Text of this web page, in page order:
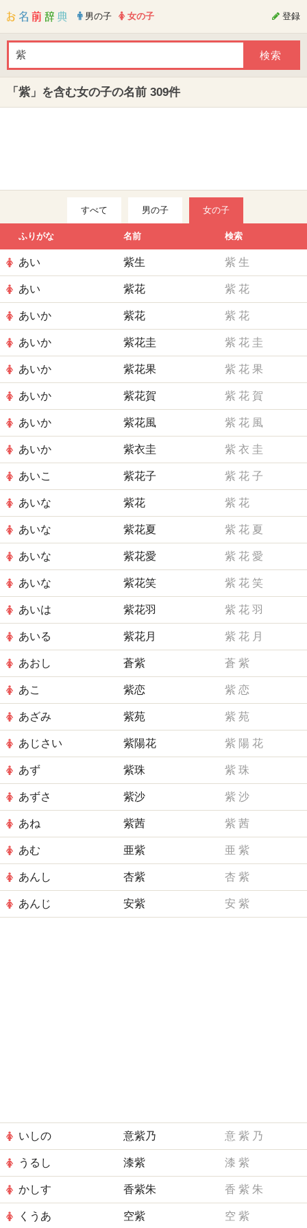
男の子 女の子 登録
「紫」を含む女の子の名前 309件
すべて 男の子 女の子
ふりがな 名前 検索
あい 紫生 紫 生
あい 紫花 紫 花
あいか 紫花 紫 花
あいか 紫花圭 紫 花 圭
あいか 紫花果 紫 花 果
あいか 紫花賀 紫 花 賀
あいか 紫花風 紫 花 風
あいか 紫衣圭 紫 衣 圭
あいこ 紫花子 紫 花 子
あいな 紫花 紫 花
あいな 紫花夏 紫 花 夏
あいな 紫花愛 紫 花 愛
あいな 紫花笑 紫 花 笑
あいは 紫花羽 紫 花 羽
あいる 紫花月 紫 花 月
あおし 蒼紫 蒼 紫
あこ 紫恋 紫 恋
あざみ 紫苑 紫 苑
あじさい 紫陽花 紫 陽 花
あず 紫珠 紫 珠
あずさ 紫沙 紫 沙
あね 紫茜 紫 茜
あむ 亜紫 亜 紫
あんし 杏紫 杏 紫
あんじ 安紫 安 紫
いしの 意紫乃 意 紫 乃
うるし 漆紫 漆 紫
かしす 香紫朱 香 紫 朱
くうあ 空紫 空 紫